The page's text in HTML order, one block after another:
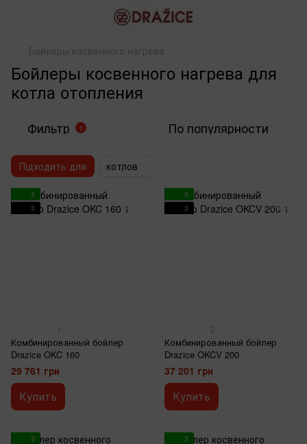
Бойлеры косвенного нагрева
Бойлеры косвенного нагрева для
котла отопления
Фильтр 1 По популярности
Підходить для котлов
3
3
1
Комбинированный бойлер
Drazice OKC 160
29 761 грн
Купить
3
3
2
Комбинированный бойлер
Drazice OKCV 200
37 201 грн
Купить
3
3